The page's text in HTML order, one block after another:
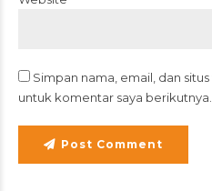
Simpan nama, email, dan
untuk komentar saya berikutnya.
Post Comment